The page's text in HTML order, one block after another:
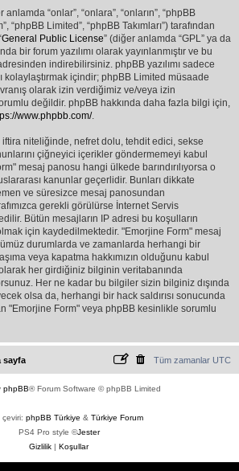
anlamda “onlar”, “onlara”, “onların”, “phpBB
“phpBB Limited”, “phpBB Takımları”) tarafından
General Public License” (diğer anlamda “GPL” ya da
bir forum yazılımı olarak yayınlanmıştır ve bu
indirebilirsiniz. phpBB yazılımı sadece
kolaylaştırmak içindir; phpBB Limited müsaade
olarak izin verdiğimiz ve/veya izin
değildir. phpBB hakkında daha fazla bilgi için,
www.phpbb.com/.
niteliğinde, nefret dolu, tehdit edici, sekse
çiğneyici içerikler göndermemeyi kabul
mesaj panosu hangi ülkede barındırılıyorsa o
kanunlar geçerlidir. Bunları dikkate
ve süresizce mesaj panosundan
gerekli görülürse İnternet Servis
Bütün mesajların IP adresi bu koşulların
için kaydedilmektedir. "Emorjine Form" mesaj
durumlarda ve zamanlarda herhangi bir
veya kapatma hakkımızın olduğunu kabul
her girdiğiniz bilginin veritabanında
Her ne kadar bu bilgiler sizin bilginiz dışında
olsa da, herhangi bir hack saldırısı sonucunda
"Emorjine Form" veya phpBB kesinlikle sorumlu
sayfa Tüm zamanlar UTC
phpBB® Forum Software © phpBB Limited
çeviri: phpBB Türkiye & Türkiye Forum
PS4 Pro style ©Jester
Gizlilik | Koşullar